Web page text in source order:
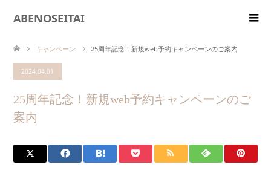
ABENOSEITAI
キャンペーン 25周年記念！新規web予約キャンペーンのご案内
2024.04.01
25周年記念！新規web予約キャンペーンのご
案内